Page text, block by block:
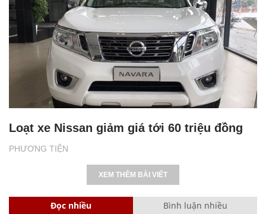
PHƯƠNG TIỆN
Loạt xe Nissan giảm giá tới 60 triệu đồng
XEM THÊM BÀI VIẾT
Đọc nhiều Bình luận nhiều